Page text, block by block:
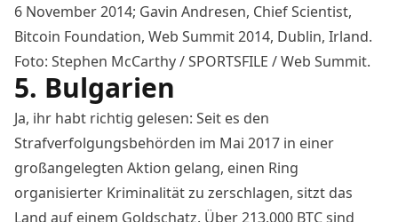
6 November 2014; Gavin Andresen, Chief Scientist,
Bitcoin Foundation, Web Summit 2014, Dublin, Irland.
Foto: Stephen McCarthy / SPORTSFILE / Web Summit.
5. Bulgarien
Ja, ihr habt richtig gelesen: Seit es den
Strafverfolgungsbehörden im Mai 2017 in einer
großangelegten Aktion gelang, einen Ring
organisierter Kriminalität zu zerschlagen, sitzt das
Land auf einem Goldschatz. Über 213.000 BTC sind